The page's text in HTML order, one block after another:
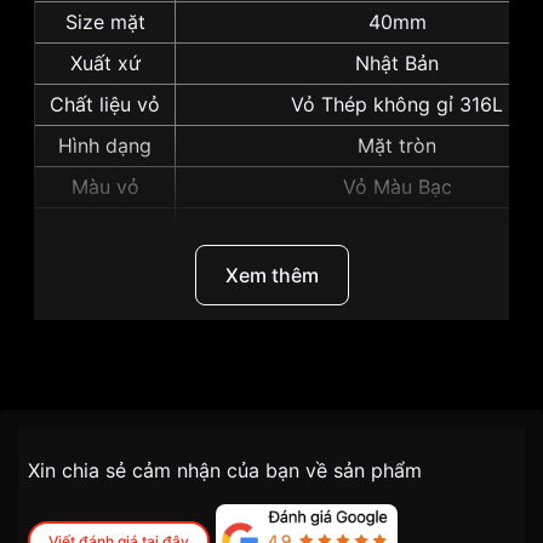
Size mặt
40mm
Xuất xứ
Nhật Bản
Chất liệu vỏ
Vỏ Thép không gỉ 316L
Hình dạng
Mặt tròn
Màu vỏ
Vỏ Màu Bạc
Những sản phẩm tương tự"Seiko 40mm Nam
Xem thêm
Đối tượng sử dụng Nam
tiện lợi –
nhanh chóng – minh bạch
Xin chia sẻ cảm nhận của bạn về sản phẩm